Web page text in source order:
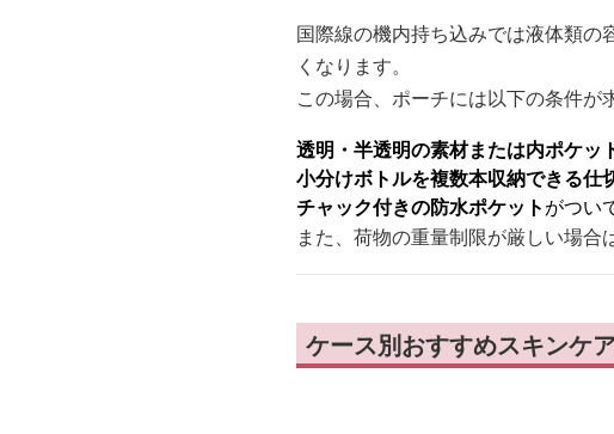
国際線の機内持ち込みでは液体類
くなります。
この場合、ポーチには以下の条件が
透明・半透明の素材または内ポケッ
小分けボトルを複数本収納できる仕
チャック付きの防水ポケットがつい
また、荷物の重量制限が厳しい場合
ケース別おすすめスキンケ